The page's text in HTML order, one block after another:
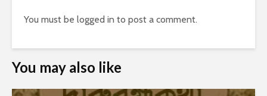
You must be logged in to post a comment.
You may also like